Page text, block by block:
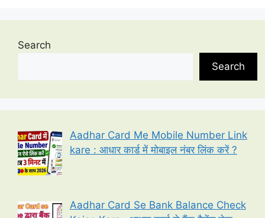
Search
Search
Aadhar Card Me Mobile Number Link
kare : आधार कार्ड में मोबाइल नंबर लिंक करें ?
Aadhar Card Se Bank Balance Check